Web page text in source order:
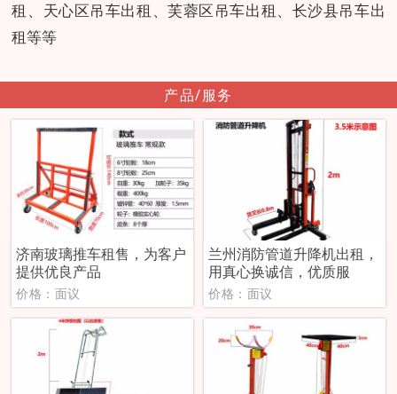
租、天心区吊车出租、芙蓉区吊车出租、长沙县吊车出
租等等
产品/服务
济南玻璃推车租售，为客户
提供优良产品
价格：面议
兰州消防管道升降机出租，
用真心换诚信，优质服
价格：面议